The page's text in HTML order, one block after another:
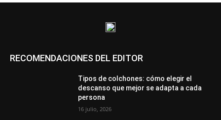
RECOMENDACIONES DEL EDITOR
Tipos de colchones: cómo elegir el
descanso que mejor se adapta a cada
persona
16 julio, 2026